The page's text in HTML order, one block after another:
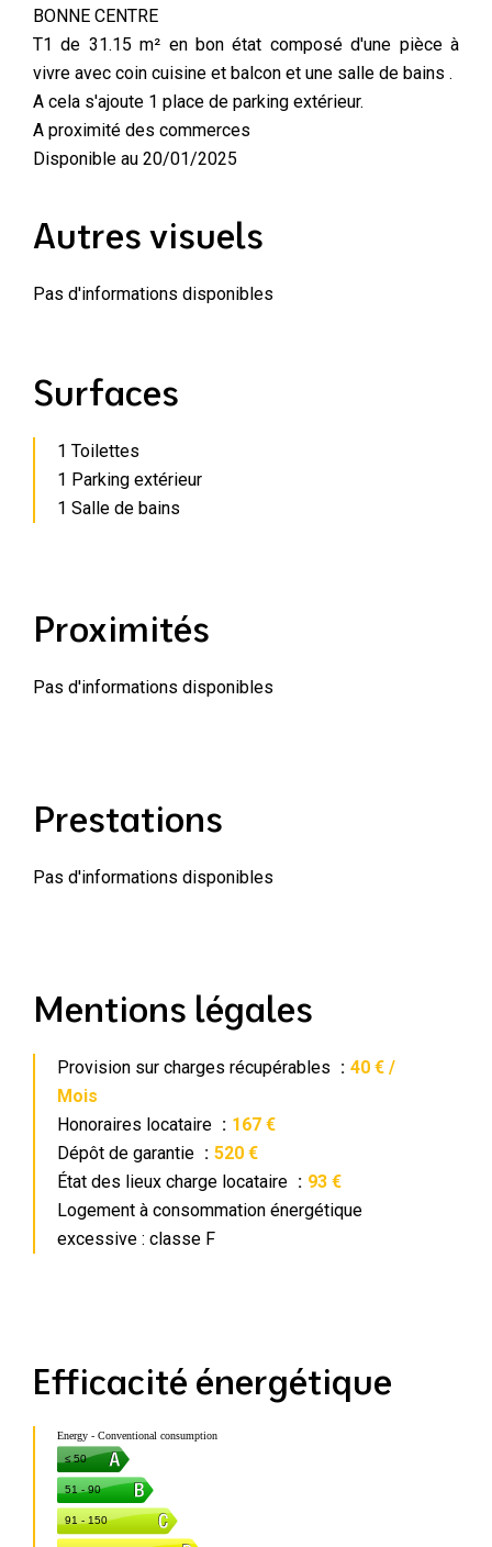
BONNE CENTRE
T1 de 31.15 m² en bon état composé d'une pièce à
vivre avec coin cuisine et balcon et une salle de bains .
A cela s'ajoute 1 place de parking extérieur.
A proximité des commerces
Disponible au 20/01/2025
Autres visuels
Pas d'informations disponibles
Surfaces
1 Toilettes
1 Parking extérieur
1 Salle de bains
Proximités
Pas d'informations disponibles
Prestations
Pas d'informations disponibles
Mentions légales
Provision sur charges récupérables
40 € /
Mois
Honoraires locataire
167 €
Dépôt de garantie
520 €
État des lieux charge locataire
93 €
Logement à consommation énergétique
excessive : classe F
Efficacité énergétique